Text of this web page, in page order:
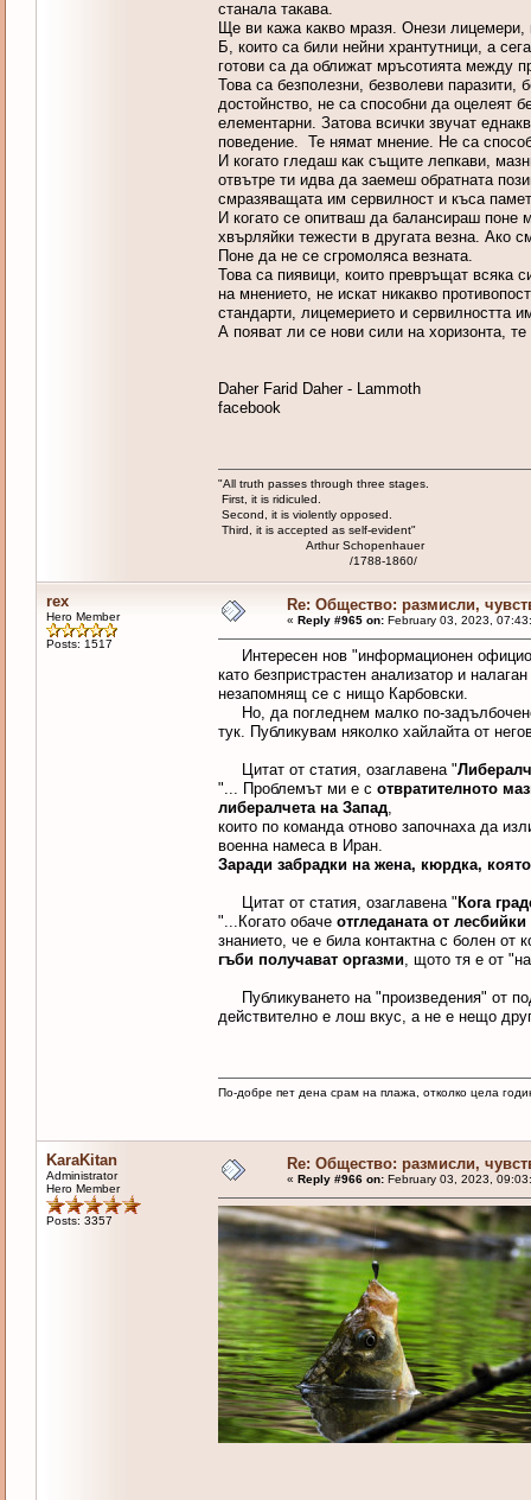
станала такава.
Ще ви кажа какво мразя. Онези лицемери,
Б, които са били нейни хрантутници, а
готови са да оближат мръсотията между
Това са безполезни, безволеви паразити,
достойнство, не са способни да оцелеят
елементарни. Затова всички звучат
поведение. Те нямат мнение. Не са
И когато гледаш как същите лепкави,
отвътре ти идва да заемеш обратната
смразяващата им сервилност и къса
И когато се опитваш да балансираш поне
хвърляйки тежести в другата везна. Ако
Поне да не се сгромоляса везната.
Това са пиявици, които превръщат всяка
на мнението, не искат никакво
стандарти, лицемерието и сервилността
А появат ли се нови сили на хоризонта,
Daher Farid Daher - Lammoth
facebook
"All truth passes through three stages.
First, it is ridiculed.
Second, it is violently opposed.
Third, it is accepted as self-evident"
Arthur Schopenhauer
/1788-1860/
rex
Hero Member
Posts: 1517
Re: Общество: размисли,
« Reply #965 on:February 03, 2023,
Интересен нов "информационен
като безпристрастен анализатор и
незапомнящ се с нищо Карбовски.
Но, да погледнем малко по-задълбочено
тук. Публикувам няколко хайлайта от
Цитат от статия, озаглавена "
"... Проблемът ми е с отвратителното
либералчета на Запад,
които по команда отново започнаха да
военна намеса в Иран.
Заради забрадки на жена, кюрдка,
Цитат от статия, озаглавена " Кога
"...Когато обачеотгледаната от
знанието, че е била контактна с болен от
гъби получават оргазми, щото тя е от
Публикуването на "произведения" от
действително е лош вкус, а не е нещо
По-добре пет дена срам на плажа, отколко цела
KaraKitan
Administrator
Hero Member
Posts: 3357
Re: Общество: размисли,
« Reply #966 on:February 03, 2023,